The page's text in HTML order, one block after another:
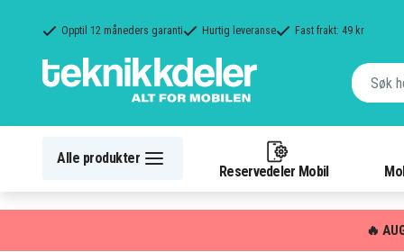
Opptil 12 måneders garanti Hurtig leveranse Fast frakt: 49 kr
Alle produkter
Reservedeler Mobil
🔥